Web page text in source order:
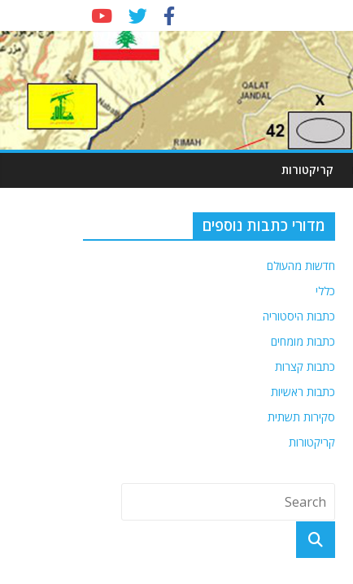
קריקטורות
מדורי כתבות נוספים
חדשות מהעולם
כללי
כתבות היסטוריה
כתבות מומחים
כתבות קצרות
כתבות ראשיות
סקירות תשתית
קריקטורות